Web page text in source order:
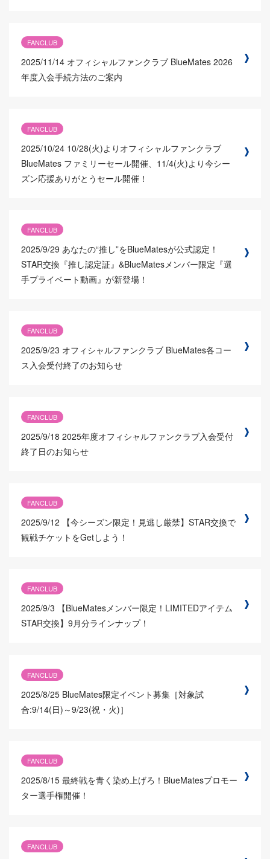
FANCLUB
2025/11/14 オフィシャルファンクラブ BlueMates 2026
年度入会手続方法のご案内
FANCLUB
2025/10/24 10/28(火)よりオフィシャルファンクラブ
BlueMates ファミリーセール開催、11/4(火)より今シー
ズン応援ありがとうセール開催！
FANCLUB
2025/9/29 あなたの“推し”をBlueMatesが公式認定！
STAR交換『推し認定証』&BlueMatesメンバー限定『選
手プライベート動画』が新登場！
FANCLUB
2025/9/23 オフィシャルファンクラブ BlueMates各コー
ス入会受付終了のお知らせ
FANCLUB
2025/9/18 2025年度オフィシャルファンクラブ入会受付
終了日のお知らせ
FANCLUB
2025/9/12
【今シーズン限定！見逃し厳禁】STAR交換で
観戦チケットをGetしよう！
FANCLUB
2025/9/3
【BlueMatesメンバー限定！LIMITEDアイテム
STAR交換】9月分ラインナップ！
FANCLUB
2025/8/25 BlueMates限定イベント募集［対象試
合:9/14(日)～9/23(祝・火)］
FANCLUB
2025/8/15 最終戦を青く染め上げろ！BlueMatesプロモー
ター選手権開催！
FANCLUB